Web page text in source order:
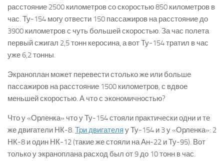
расстояние 2500 километров со скоростью 850 километров в
час. Ту-154 могу отвести 150 пассажиров на расстояние до
3900 километров с чуть большей скоростью. За час полета
первый сжигал 2,5 тонн керосина, а вот Ту-154 тратил в час
уже 6,2 тонны.
Экраноплан может перевести столько же или больше
пассажиров на расстояние 1500 километров, с вдвое
меньшей скоростью. А что с экономичностью?
Что у «Орленка» что у Ту-154 стояли практически одни и те
же двигатели НК-8. Три двигателя у Ту-154 и 3 у «Орленка»: 2
НК-8 и один НК-12 (такие же стояли на Ан-22 и Ту-95). Вот
только у экраноплана расход был от 9 до 10 тонн в час.